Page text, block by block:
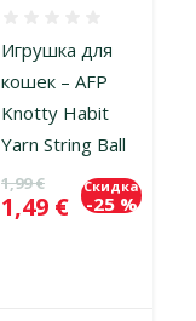
Игрушка для
кошек – AFP
Knotty Habit
Yarn String Ball
Исходная цена
1,99 €
Цена
1,49 €
Скидка
-25 %